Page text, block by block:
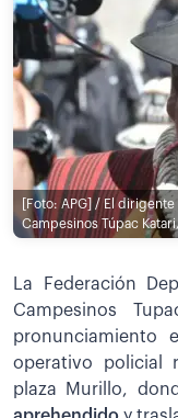
[Foto: APG] / El
Campesinos Túpac
La Federación
Campesinos
pronunciamiento
operativo policial
plaza Murillo,